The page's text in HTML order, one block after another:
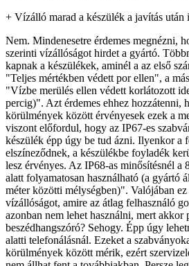
+ Vízálló marad a készülék a javítás után
Nem. Mindenesetre érdemes megnézni,
szerinti vízállóságot hirdet a gyártó.
kapnak a készülékek, aminél a az első
"Teljes mértékben védett por ellen", a
"Vízbe merülés ellen védett korlátozott
percig)". Azt érdemes ehhez hozzátenni,
körülmények között érvényesek ezek a
viszont előfordul, hogy az IP67-es
készülék épp úgy be tud ázni. Ilyenkor a
elszíneződnek, a készülékbe foyladék
lesz érvényes. Az IP68-as minősítésnél a
alatt folyamatosan használható (a gyártó
méter közötti mélységben)". Valójában
vízállóságot, amire az átlag felhasználó
azonban nem lehet használni, mert akkor
beszédhangszóró? Sehogy. Épp úgy
alatti telefonálásnál. Ezeket a
körülmények között mérik, ezért